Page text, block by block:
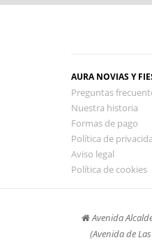
AURA NOVIAS Y
Preguntas
Nuestra historia
Formas de pago
Política de
Aviso legal
Política de cookies
Avenida
(Avenida de